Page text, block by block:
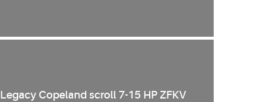
Legacy Copeland scroll 7-15 HP ZFKV